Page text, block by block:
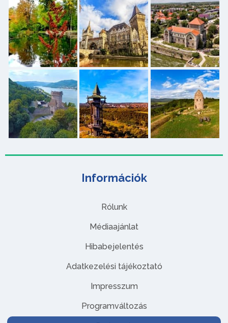
Információk
Rólunk
Médiaajánlat
Hibabejelentés
Adatkezelési tájékoztató
Impresszum
Programváltozás